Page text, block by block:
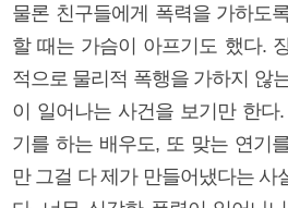
물론 친구들에게 폭력을 가하도
할 때는 가슴이 아프기도 했다.
적으로 물리적 폭행을 가하지 않
이 일어나는 사건을 보기만 한다
기를 하는 배우도, 또 맞는 연기
만 그걸 다 제가 만들어냈다는 사